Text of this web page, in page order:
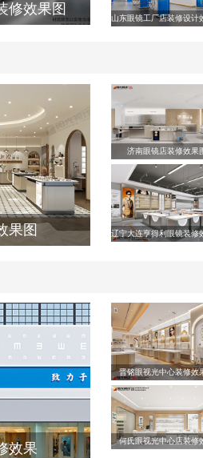
修效果图
山东眼镜工厂店装修设计
果图
济南眼镜店装修效果
辽宁大连亨得利眼镜装修
效果
晋铭眼视光中心装修效
何氏眼视光中心店装修